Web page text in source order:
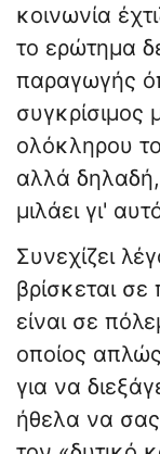
κοινωνία
το ερώτημα
παραγωγής
συγκρίσιμος
ολόκληρου
αλλά δηλαδή,
μιλάει γι'
Συνεχίζει
βρίσκεται
είναι σε
οποίος
για να
ήθελα να